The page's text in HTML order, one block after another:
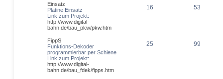
Einsatz
Platine Einsatz
Link zum Projekt:
http://www.digital-
bahn.de/bau_pkw/pkw.htm
16 53
FippS
Funktions-Dekoder
programmierbar per Schiene
Link zum Projekt:
http://www.digital-
bahn.de/bau_fdek/fipps.htm
25 99